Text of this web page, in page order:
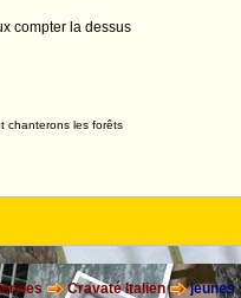
compter la dessus
chanterons les forêts
Cravaté Italien
jeunes